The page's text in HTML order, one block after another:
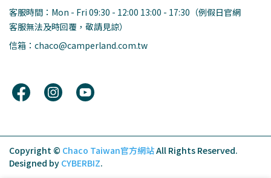
客服時間：Mon - Fri 09:30 - 12:00 13:00 - 17:30（例假日官網
客服無法及時回覆，敬請見諒）
信箱：chaco@camperland.com.tw
Copyright © Chaco Taiwan官方網站All Rights Reserved.
Designed by CYBERBIZ.